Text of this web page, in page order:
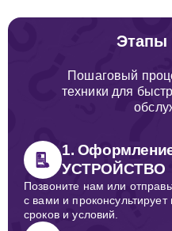
Этапы
Пошаговый
техники для
1.
УСТРОЙСТВО
Позвоните нам или
с вами и
сроков и условий.